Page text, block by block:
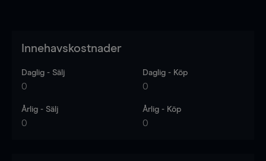
Innehavskostnader
Daglig - Sälj
0
Daglig - Köp
0
Årlig - Sälj
0
Årlig - Köp
0